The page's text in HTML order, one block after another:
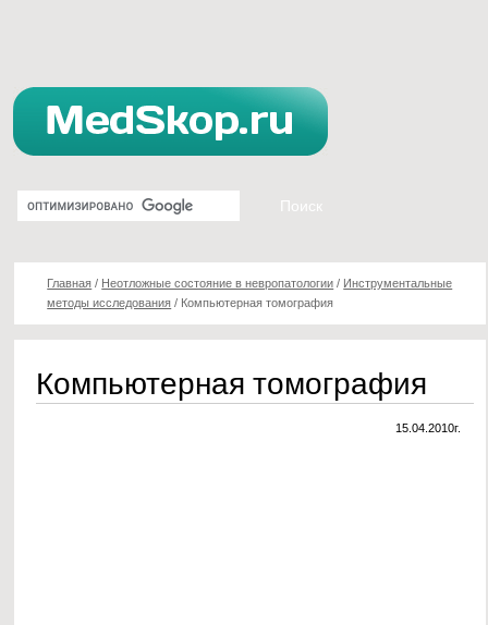
Главная / Неотложные состояние в невропатологии / Инструментальные
методы исследования / Компьютерная томография
Компьютерная томография
15.04.2010г.